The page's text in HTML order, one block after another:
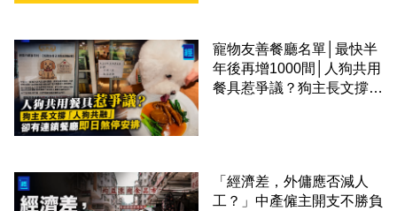
寵物友善餐廳名單│最快半
年後再增1000間│人狗共用
餐具惹爭議？狗主長文撐
「經濟差，外傭應否減人
工？」中產僱主開支不勝負